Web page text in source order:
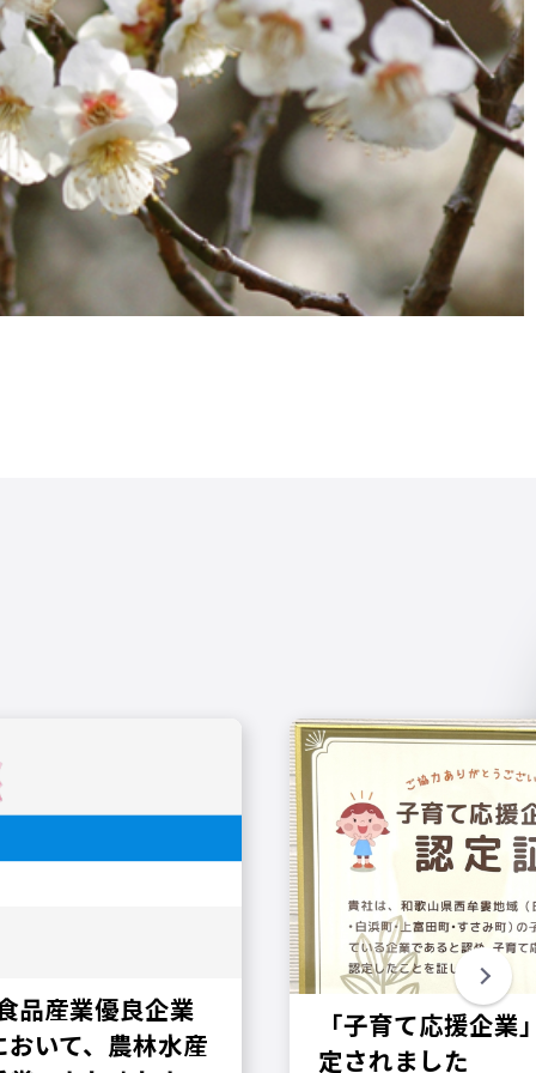
品産業優良企業
いて、農林水産
「子育て応援企業
定されました